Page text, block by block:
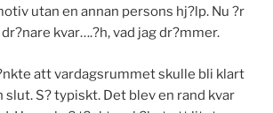
utan en annan persons hj?lp. Nu ?r
kvar….?h, vad jag dr?mmer.
att vardagsrummet skulle bli klart
slut. S? typiskt. Det blev en rand kvar